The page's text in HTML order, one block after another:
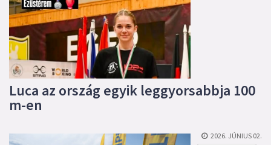
Luca az ország egyik leggyorsabbja 100
m-en
2026. JÚNIUS 02.